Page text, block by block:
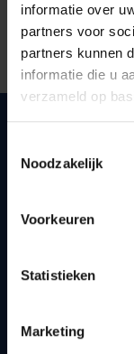
informatie over
partners voor
partners kunnen
informatie die u
verzameld op
Noodzakelijk
Voorkeuren
Statistieken
Marketing
Snel naar